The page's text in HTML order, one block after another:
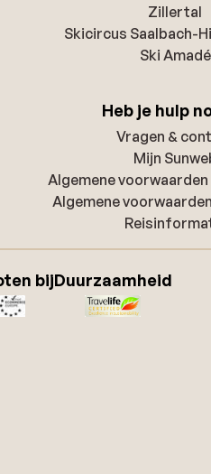
Zillertal
Skicircus Saalbach-
Ski Amadé
Heb je hulp
Vragen &
Mijn
Algemene
Algemene
bijDuurzaamheid